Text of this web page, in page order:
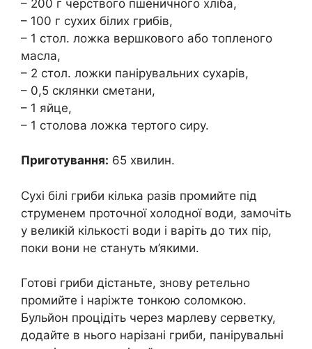
– 200 г черствого пшеничного хліба,
– 100 г сухих білих грибів,
– 1 стол. ложка вершкового або топленого
масла,
– 2 стол. ложки панірувальних сухарів,
– 0,5 склянки сметани,
– 1 яйце,
– 1 столова ложка тертого сиру.
Приготування: 65 хвилин.
Сухі білі гриби кілька разів промийте під
струменем проточної холодної води, замочіть
у великій кількості води і варіть до тих пір,
поки вони не стануть м’якими.
Готові гриби дістаньте, знову ретельно
промийте і наріжте тонкою соломкою.
Бульйон процідіть через марлеву серветку,
додайте в нього нарізані гриби, панірувальні